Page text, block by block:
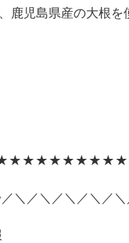
鹿児島県産の大根
／＼／＼／＼／＼／